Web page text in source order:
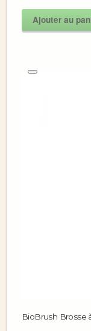
Ajouter au
BioBrush Brosse